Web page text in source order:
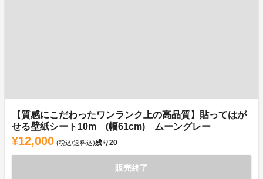
【質感にこだわったワンランク上の高品質】貼ってはが
せる壁紙シート10m (幅61cm) ムーングレー
¥12,000 (税込/送料込)残り20
販売終了